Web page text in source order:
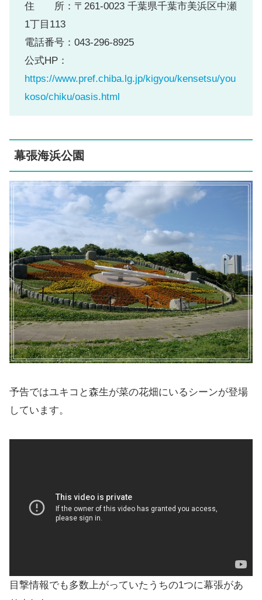
住 所：〒261-0023 千葉県千葉市美浜区中瀬
1丁目113
電話番号：043-296-8925
公式HP：
https://www.pref.chiba.lg.jp/kigyou/kensetsu/you
koso/chiku/oasis.html
幕張海浜公園
予告ではユキコと森生が菜の花畑にいるシーンが登場
しています。
目撃情報でも多数上がっていたうちの1つに幕張があ